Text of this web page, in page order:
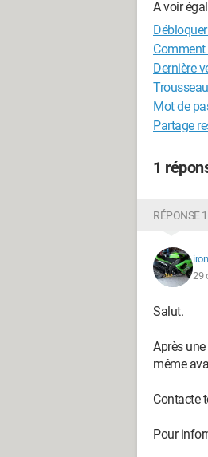
A voir
Dernière
Mot de
Partage
1
RÉPONSE
29
Salut.
Après
même
Contacte
Pour